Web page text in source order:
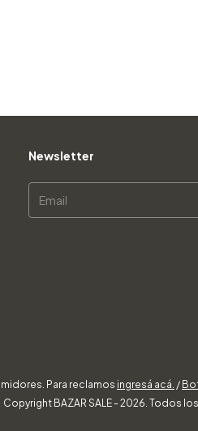
Newsletter
Para reclamos ingresá acá. /
Copyright BAZAR SALE - 2026. Todos